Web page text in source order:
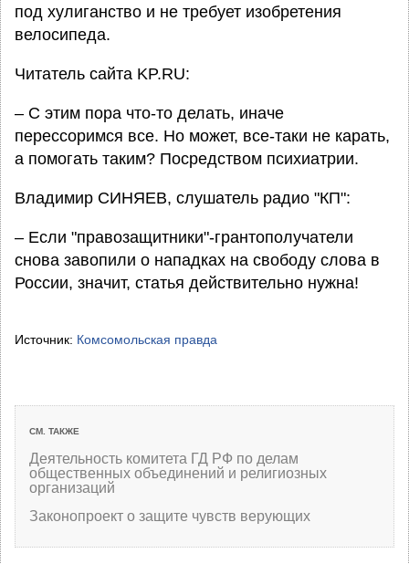
под хулиганство и не требует изобретения
велосипеда.
Читатель сайта KP.RU:
– С этим пора что-то делать, иначе
перессоримся все. Но может, все-таки не карать,
а помогать таким? Посредством психиатрии.
Владимир СИНЯЕВ, слушатель радио "КП":
– Если "правозащитники"-грантополучатели
снова завопили о нападках на свободу слова в
России, значит, статья действительно нужна!
Источник: Комсомольская правда
СМ. ТАКЖЕ
Деятельность комитета ГД РФ по делам
общественных объединений и религиозных
организаций
Законопроект о защите чувств верующих